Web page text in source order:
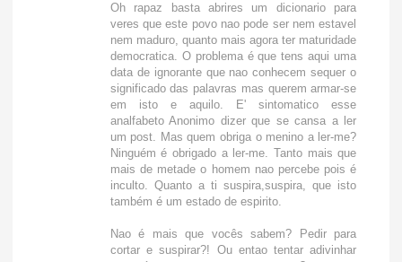
Oh rapaz basta abrires um dicionario para
veres que este povo nao pode ser nem estavel
nem maduro, quanto mais agora ter maturidade
democratica. O problema é que tens aqui uma
data de ignorante que nao conhecem sequer o
significado das palavras mas querem armar-se
em isto e aquilo. E' sintomatico esse
analfabeto Anonimo dizer que se cansa a ler
um post. Mas quem obriga o menino a ler-me?
Ninguém é obrigado a ler-me. Tanto mais que
mais de metade o homem nao percebe pois é
inculto. Quanto a ti suspira,suspira, que isto
também é um estado de espirito.
Nao é mais que vocês sabem? Pedir para
cortar e suspirar?! Ou entao tentar adivinhar